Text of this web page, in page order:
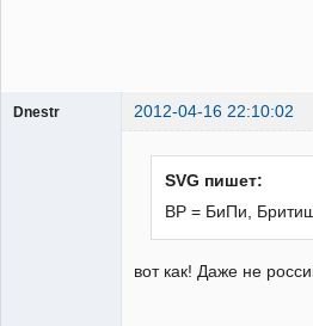
Dnestr 2012-04-16 22:10:02
SVG пишет:
ВР = БиПи,
вот как! Даже не